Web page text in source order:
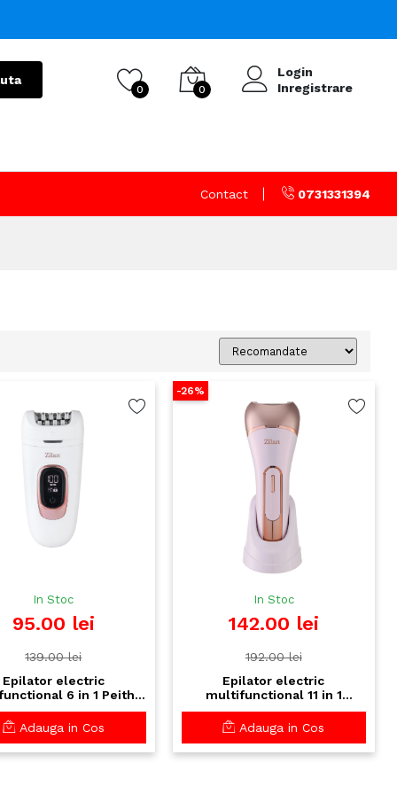
0 0
Login
Inregistrare
Contact 0731331394
In Stoc
95.00 lei
139.00 lei
Epilator electric
6 in 1 Peitho
ZLN8749 - kit complet
ingrijire corporala
Adauga in Cos
-26%
In Stoc
142.00 lei
192.00 lei
Epilator electric
multifunctional 11 in 1
CHARIS ZILAN ZLN8745 -
Ingrijire completa corp si
fata
Adauga in Cos